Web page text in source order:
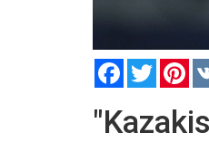
FacebookTwitter